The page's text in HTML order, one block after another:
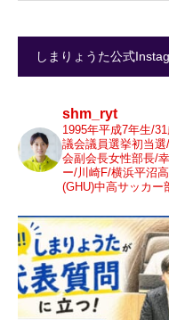
しまりょうた公式
shm_ryt
1995年平成7年生/
議会議員選挙初当
会副会長女性部長/
ー/川崎F/横浜平沼
(GHU)中高サッカー